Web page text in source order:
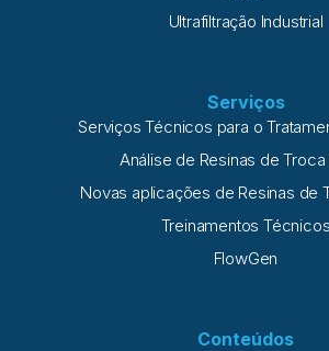
Ultrafiltração Industrial
Serviços
Serviços Técnicos para o
Análise de Resinas de Troca
Novas aplicações de Resinas de
Treinamentos Técnicos
FlowGen
Conteúdos